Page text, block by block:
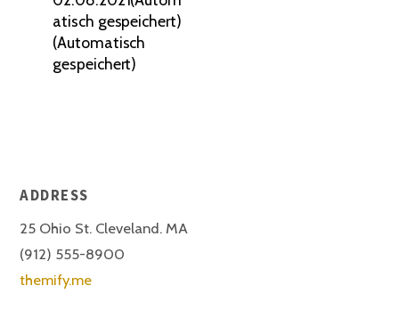
atisch gespeichert)
(Automatisch
gespeichert)
ADDRESS
25 Ohio St. Cleveland. MA
(912) 555-8900
themify.me